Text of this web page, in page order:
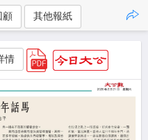
顧 其他報紙
情